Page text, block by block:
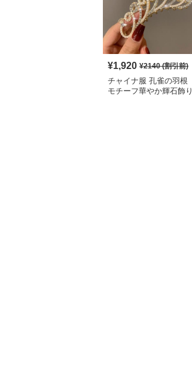
¥1,920 ¥2140(割引前)
チャイナ服 孔雀の羽根
モチーフ華やか輝石飾り